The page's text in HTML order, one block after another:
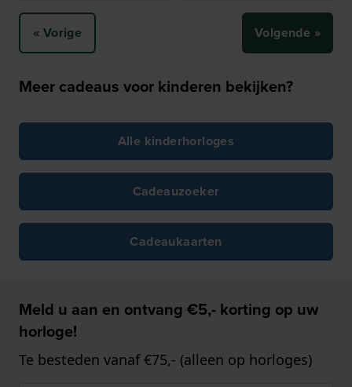
« Vorige Volgende »
Meer cadeaus voor kinderen bekijken?
Alle kinderhorloges
Cadeauzoeker
Cadeaukaarten
Meld u aan en ontvang €5,- korting op uw
horloge!
Te besteden vanaf €75,- (alleen op horloges)